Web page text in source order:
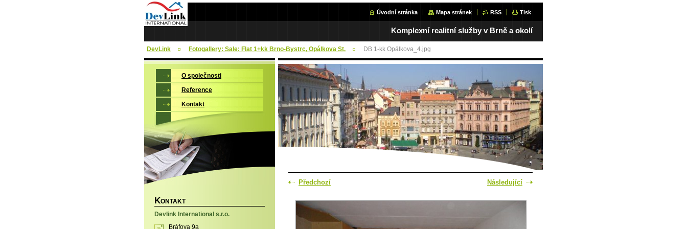
Úvodní stránka Mapa stránek RSS Tisk
Komplexní realitní služby v Brně a okolí
DevLink Fotogallery: Sale: Flat 1+kk Brno-Bystrc, Opálkova St. DB 1-kk Opálkova_4.jpg
Předchozí Následující
O společnosti
Reference
Kontakt
KONTAKT
Devlink International s.r.o.
Bráfova 9a